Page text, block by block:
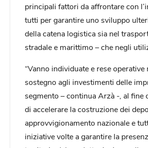
principali fattori da affrontare con
tutti per garantire uno sviluppo
della catena logistica sia nel
stradale e marittimo – che negli
“Vanno individuate e rese operative
sostegno agli investimenti delle
segmento – continua Arzà -, al fine
di accelerare la costruzione dei
approvvigionamento nazionale e
iniziative volte a garantire la